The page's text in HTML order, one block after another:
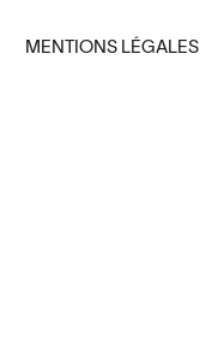
MENTIONS LÉGALES